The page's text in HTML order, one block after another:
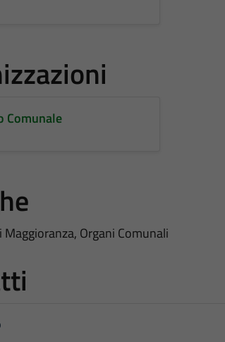
Comunale
Maggioranza, Organi Comunali